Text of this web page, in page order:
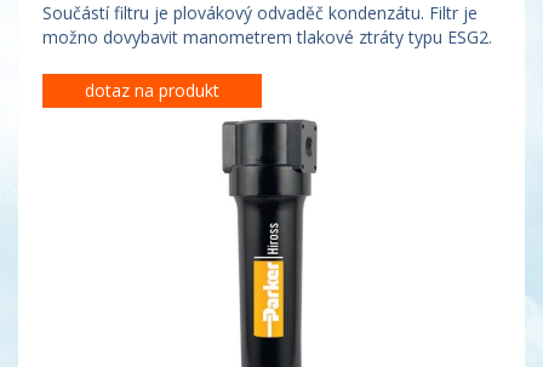
Součástí filtru je plovákový odvaděč kondenzátu. Filtr je
možno dovybavit manometrem tlakové ztráty typu ESG2.
dotaz na produkt